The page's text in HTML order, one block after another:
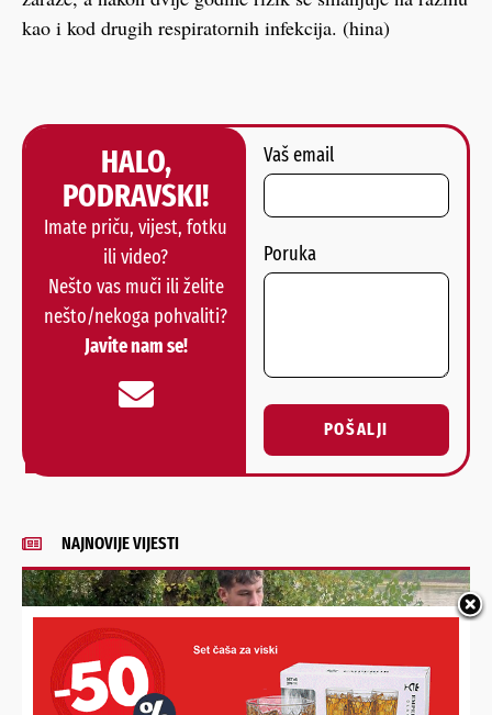
kao i kod drugih respiratornih infekcija. (hina)
HALO,
PODRAVSKI!
Imate priču, vijest, fotku
ili video?
Nešto vas muči ili želite
nešto/nekoga pohvaliti?
Javite nam se!
Vaš email
Poruka
POŠALJI
Alternative:
NAJNOVIJE VIJESTI